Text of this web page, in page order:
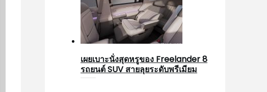
เผยเบาะนั่งสุดหรูของ Freelander 8
รถยนต์ SUV สายลุยระดับพรีเมียม